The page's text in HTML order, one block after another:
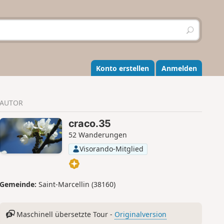
S
u
h
e
n
Konto erstellen Anmelden
AUTOR
craco.35
52 Wanderungen
Visorando-Mitglied
Gemeinde: Saint-Marcellin (38160)
Maschinell übersetzte Tour - Originalversion